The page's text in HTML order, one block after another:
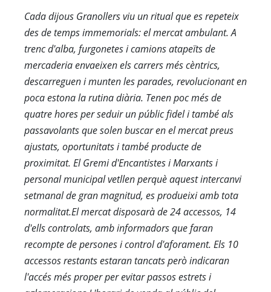
Cada dijous Granollers viu un ritual que es repeteix
des de temps immemorials: el mercat ambulant. A
trenc d'alba, furgonetes i camions atapeïts de
mercaderia envaeixen els carrers més cèntrics,
descarreguen i munten les parades, revolucionant en
poca estona la rutina diària. Tenen poc més de
quatre hores per seduir un públic fidel i també als
passavolants que solen buscar en el mercat preus
ajustats, oportunitats i també producte de
proximitat. El Gremi d'Encantistes i Marxants i
personal municipal vetllen perquè aquest intercanvi
setmanal de gran magnitud, es produeixi amb tota
normalitat.El mercat disposarà de 24 accessos, 14
d'ells controlats, amb informadors que faran
recompte de persones i control d'aforament. Els 10
accessos restants estaran tancats però indicaran
l'accés més proper per evitar passos estrets i